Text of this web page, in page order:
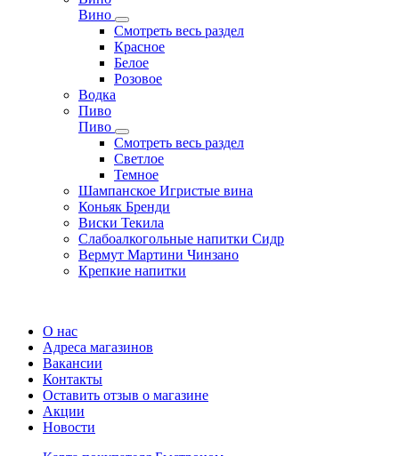
Вино
Смотреть весь раздел
Красное
Белое
Розовое
Водка
Пиво
Пиво
Смотреть весь раздел
Cветлое
Темное
Шампанское Игристые вина
Коньяк Бренди
Виски Текила
Слабоалкогольные напитки Сидр
Вермут Мартини Чинзано
Крепкие напитки
О нас
Адреса магазинов
Вакансии
Контакты
Оставить отзыв о магазине
Акции
Новости